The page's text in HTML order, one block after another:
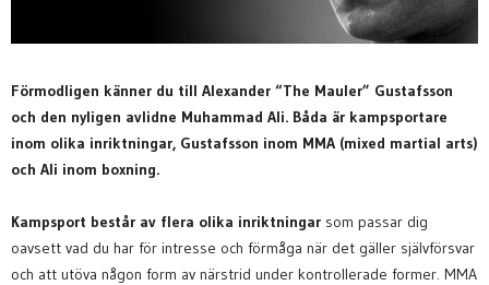
Förmodligen känner du till Alexander “The Mauler” Gustafsson
och den nyligen avlidne Muhammad Ali. Båda är kampsportare
inom olika inriktningar, Gustafsson inom MMA (mixed martial arts)
och Ali inom boxning.
Kampsport består av flera olika inriktningar som passar dig
oavsett vad du har för intresse och förmåga när det gäller självförsvar
och att utöva någon form av närstrid under kontrollerade former. MMA